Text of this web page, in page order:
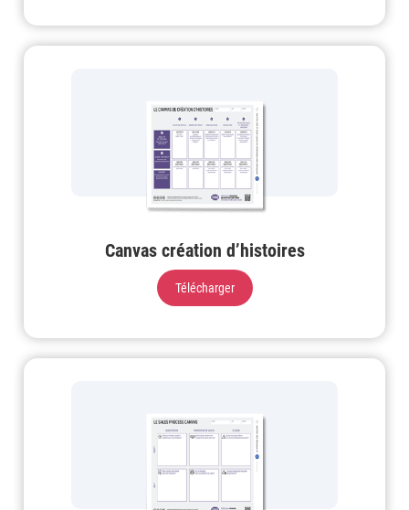
Canvas création d’histoires
Télécharger